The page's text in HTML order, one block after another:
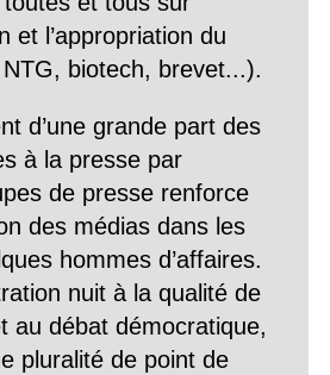
et l’appropriation du
biotech, brevet...).
d’une grande part des
à la presse par
de presse renforce
des médias dans les
hommes d’affaires.
nuit à la qualité de
au débat démocratique,
pluralité de point de